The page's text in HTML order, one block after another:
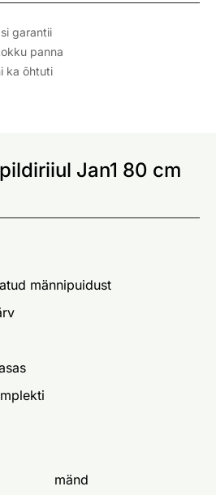
garantii
panna
ka õhtuti
Jan1 80 cm
männipuidust
mänd